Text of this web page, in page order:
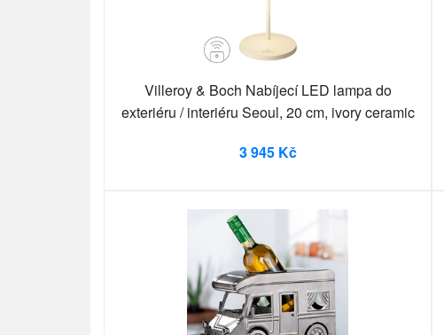
Villeroy & Boch Nabíjecí LED lampa do
exteriéru / interiéru Seoul, 20 cm, ivory ceramic
3 945 Kč